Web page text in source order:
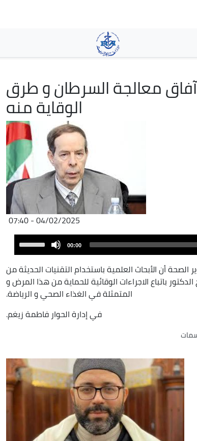
contenu
principal
معالجة السرطان و طرق
الوقاية منه
04/02/2025 - 07:40
Player
00:00
keys
to
or
أن الأبحاث العلمية باستخدام التقنيات الحديثة من
باتباع الاجراءات الوقائية للحماية من هذا المرض و
المتمثلة في الغذاء الصحي و الرياضة.
في إدارة الحوار فاطمة زيغم.